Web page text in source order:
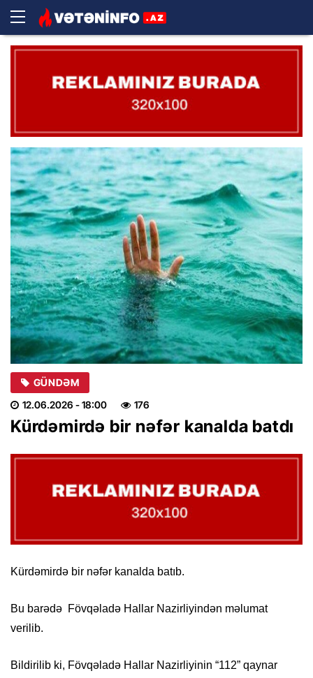
GÜNDƏM
12.06.2026 - 18:00 176
Kürdəmirdə bir nəfər kanalda batdı
Kürdəmirdə bir nəfər kanalda batıb.
Bu barədə Fövqəladə Hallar Nazirliyindən məlumat
verilib.
Bildirilib ki, Fövqəladə Hallar Nazirliyinin “112” qaynar